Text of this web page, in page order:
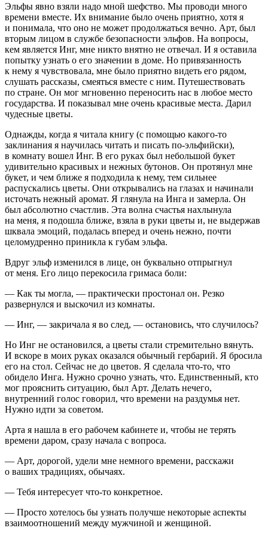
Эльфы явно взяли надо мной шефство. Мы проводи много
времени вместе. Их внимание было очень приятно, хотя я
и понимала, что оно не может продолжаться вечно. Арт, был
вторым лицом в службе безопасности эльфов. На вопросы,
кем является Инг, мне никто внятно не отвечал. И я оставила
попытку узнать о его значении в доме. Но привязанность
к нему я чувствовала, мне было приятно видеть его рядом,
слушать рассказы, смеяться вместе с ним. Путешествовать
по стране. Он мог мгновенно переносить нас в любое место
государства. И показывал мне очень красивые места. Дарил
чудесные цветы.
Однажды, когда я читала книгу (с помощью какого-то
заклинания я научилась читать и писать по-эльфийски),
в комнату вошел Инг. В его руках был небольшой букет
удивительно красивых и нежных бутонов. Он протянул мне
букет, и чем ближе я подходила к нему, тем сильнее
распускались цветы. Они открывались на глазах и начинали
источать нежный аромат. Я глянула на Инга и замерла. Он
был абсолютно счастлив. Эта волна счастья нахлынула
на меня, я подошла ближе, взяла в руки цветы и, не выдержав
шквала эмоций, подалась вперед и очень нежно, почти
целомудренно приникла к губам эльфа.
Вдруг эльф изменился в лице, он буквально отпрыгнул
от меня. Его лицо перекосила гримаса боли:
— Как ты могла, — практически простонал он. Резко
развернулся и выскочил из комнаты.
— Инг, — закричала я во след, — остановись, что случилось?
Но Инг не остановился, а цветы стали стремительно вянуть.
И вскоре в моих руках оказался обычный гербарий. Я бросила
его на стол. Сейчас не до цветов. Я сделала что-то, что
обидело Инга. Нужно срочно узнать, что. Единственный, кто
мог прояснить ситуацию, был Арт. Делать нечего,
внутренний голос говорил, что времени на раздумья нет.
Нужно идти за советом.
Арта я нашла в его рабочем кабинете и, чтобы не терять
времени даром, сразу начала с вопроса.
— Арт, дорогой, удели мне немного времени, расскажи
о ваших традициях, обычаях.
— Тебя интересует что-то конкретное.
— Просто хотелось бы узнать получше некоторые аспекты
взаимоотношений между мужчиной и женщиной.